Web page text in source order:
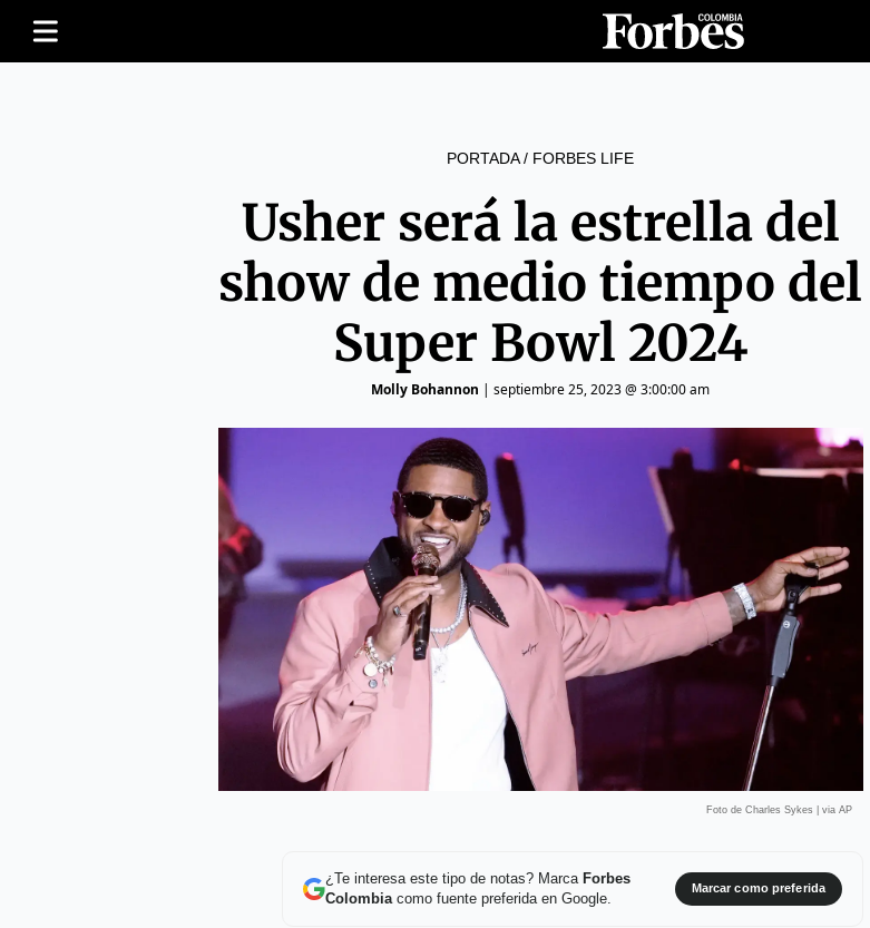
PORTADA/ FORBES LIFE
Usher será la estrella del
show de medio tiempo del
Super Bowl 2024
Molly Bohannon | septiembre 25, 2023 @ 3:00:00 am
Foto de Charles Sykes | via AP
¿Te interesa este tipo de notas? Marca Forbes
Colombiacomo fuente preferida en Google.
Marcar como preferida